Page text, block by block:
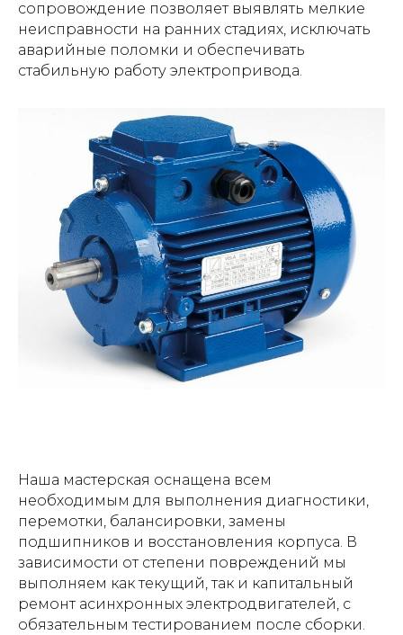
сопровождение позволяет выявлять мелкие
неисправности на ранних стадиях, исключать
аварийные поломки и обеспечивать
стабильную работу электропривода.
Наша мастерская оснащена всем
необходимым для выполнения диагностики,
перемотки, балансировки, замены
подшипников и восстановления корпуса. В
зависимости от степени повреждений мы
выполняем как текущий, так и капитальный
ремонт асинхронных электродвигателей, с
обязательным тестированием после сборки.